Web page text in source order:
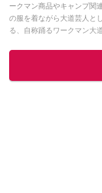
ークマン商品やキャンプ関連商
の服を着ながら大道芸人と
る、自称踊るワークマン大道芸人です笑 パフォーマ
いく中で、視聴者様に商品
きたいと思います。大道芸